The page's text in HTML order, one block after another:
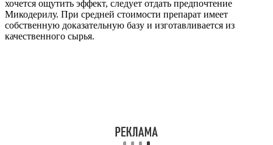
хочется ощутить эффект, следует отдать предпочтение
Микодерилу. При средней стоимости препарат имеет
собственную доказательную базу и изготавливается из
качественного сырья.